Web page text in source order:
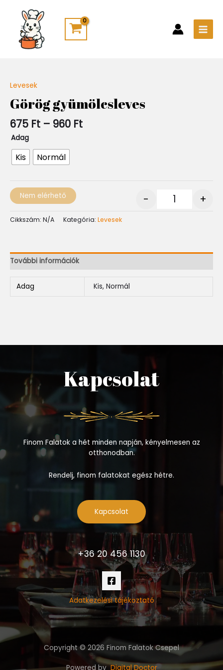
content
Levesek
Görög gyümölcsleves
675 Ft – 960 Ft
675 Ft
-
960 Ft
Adag
Kis Normál
- +
Nem elérhető
Cikkszám: N/A Kategória: Levesek
További információk
Adag Kis, Normál
Kapcsolat
Finom Falatok a hét minden napján, kényelmesen az
otthonodban.
Rendelj, finom falatokat egész hétre.
Kapcsolat
+36 20 456 1130
Adatkezelési tájékoztató
Copyright © 2026 Finom Falatok Csepel
Powered byDigital Doctor